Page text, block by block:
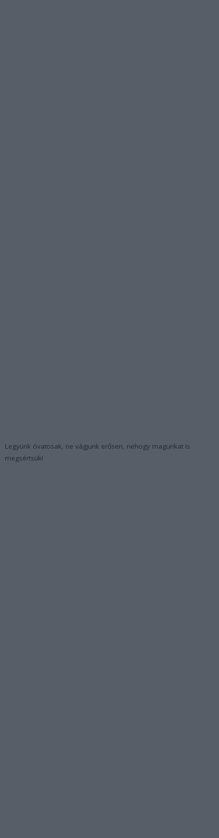
Legyünk óvatosak, ne vágjunk erősen, nehogy magunkat is
megsértsük!